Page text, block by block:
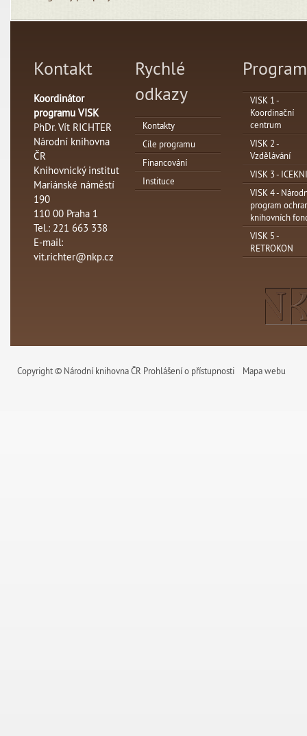
Kontakt
Koordinátor
programu VISK
PhDr. Vít RICHTER
Národní knihovna
ČR
Knihovnický institut
Mariánské náměstí
190
110 00 Praha 1
Tel.: 221 663 338
E-mail:
vit.richter@nkp.cz
Rychlé
odkazy
Kontakty
Cíle programu
Financování
Instituce
VISK 1 -
Koordinační
centrum
VISK 2 -
Vzdělávání
VISK 3 - ICEKNI
VISK 4 -
program
knihovních
VISK 5 -
RETROKON
Copyright © Národní knihovna ČR Prohlášení o přístupnosti Mapa webu